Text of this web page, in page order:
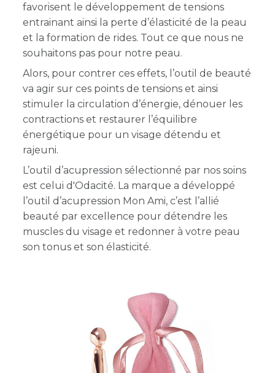
favorisent le développement de tensions
entrainant ainsi la perte d’élasticité de la peau
et la formation de rides. Tout ce que nous ne
souhaitons pas pour notre peau.
Alors, pour contrer ces effets, l’outil de beauté
va agir sur ces points de tensions et ainsi
stimuler la circulation d’énergie, dénouer les
contractions et restaurer l’équilibre
énergétique pour un visage détendu et
rajeuni.
L’outil d’acupression sélectionné par nos soins
est celui d'Odacité. La marque a développé
l’outil d’acupression Mon Ami, c’est l’allié
beauté par excellence pour détendre les
muscles du visage et redonner à votre peau
son tonus et son élasticité.